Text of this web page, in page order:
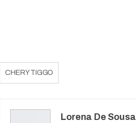
CHERY TIGGO
Lorena De Sousa